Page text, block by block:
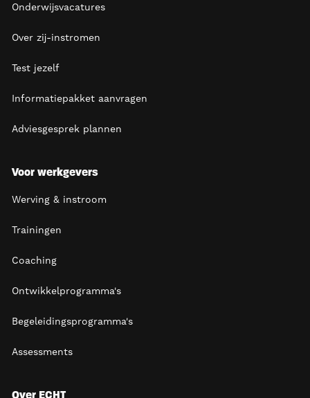
Onderwijsvacatures
Over zij-instromen
Test jezelf
Informatiepakket aanvragen
Adviesgesprek plannen
Voor werkgevers
Werving & instroom
Trainingen
Coaching
Ontwikkelprogramma's
Begeleidingsprogramma's
Assessments